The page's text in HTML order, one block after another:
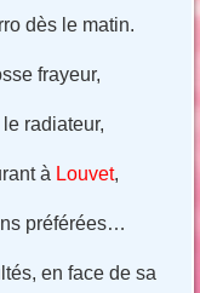
dès le matin.
frayeur,
radiateur,
à Louvet,
préférées…
en face de sa